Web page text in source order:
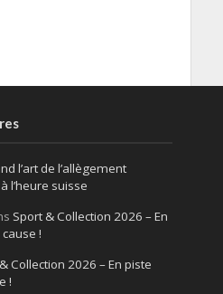
l’art de l’allègement
l’heure suisse
Sport & Collection 2026 – En
!
Collection 2026 – En piste
!